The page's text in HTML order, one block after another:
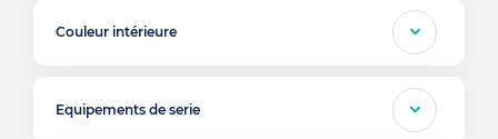
Couleur intérieure
Equipements de serie